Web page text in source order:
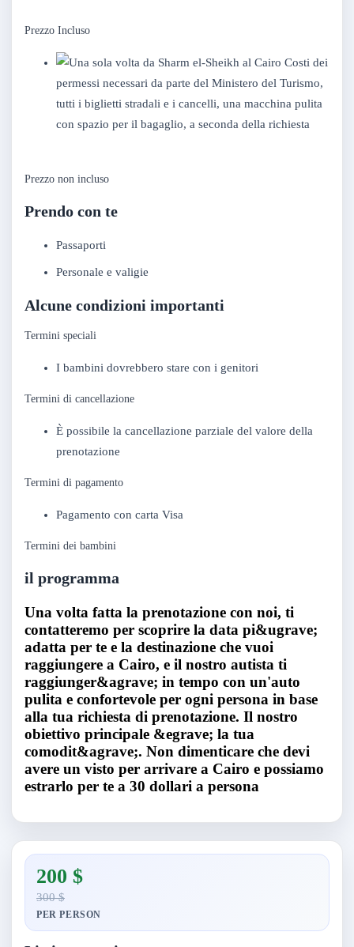
Prezzo Incluso
Costi dei
permessi necessari da parte del Ministero del Turismo,
tutti i biglietti stradali e i cancelli, una macchina pulita
con spazio per il bagaglio, a seconda della richiesta
Prezzo non incluso
Prendo con te
Passaporti
Personale e valigie
Alcune condizioni importanti
Termini speciali
I bambini dovrebbero stare con i genitori
Termini di cancellazione
È possibile la cancellazione parziale del valore della
prenotazione
Termini di pagamento
Pagamento con carta Visa
Termini dei bambini
il programma
Una volta fatta la prenotazione con noi, ti
contatteremo per scoprire la data pi&ugrave;
adatta per te e la destinazione che vuoi
raggiungere a Cairo, e il nostro autista ti
raggiunger&agrave; in tempo con un'auto
pulita e confortevole per ogni persona in base
alla tua richiesta di prenotazione. Il nostro
obiettivo principale &egrave; la tua
comodit&agrave;. Non dimenticare che devi
avere un visto per arrivare a Cairo e possiamo
estrarlo per te a 30 dollari a persona
200 $
300 $
PER PERSON